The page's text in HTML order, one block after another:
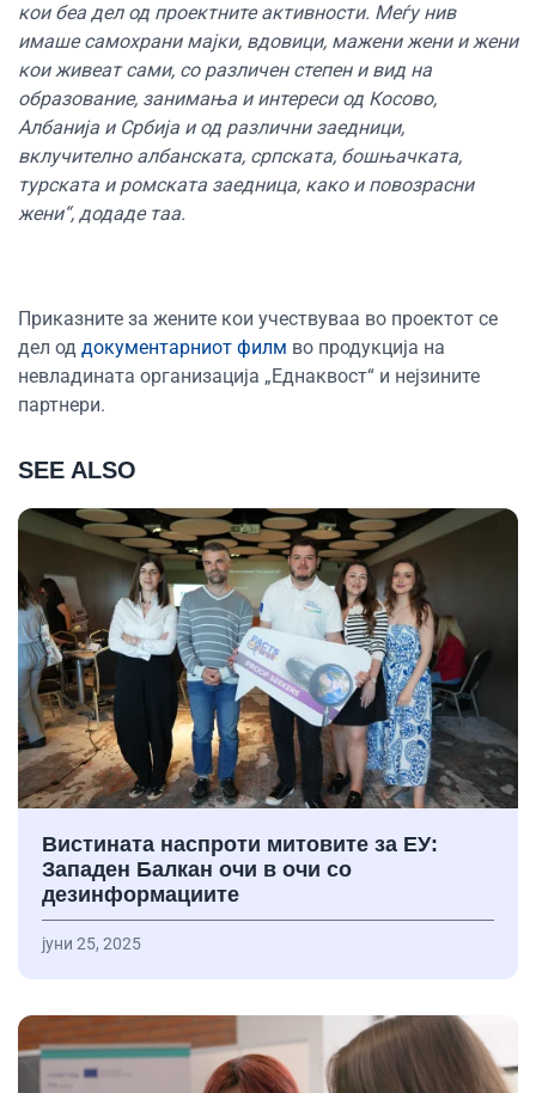
кои беа дел од проектните активности. Меѓу нив
имаше самохрани мајки, вдовици, мажени жени и жени
кои живеат сами, со различен степен и вид на
образование, занимања и интереси од Косово,
Албанија и Србија и од различни заедници,
вклучително албанската, српската, бошњачката,
турската и ромската заедница, како и повозрасни
жени“, додаде таа.
Приказните за жените кои учествуваа во проектот се
дел од документарниот филм во продукција на
невладината организација „Еднаквост“ и нејзините
партнери.
SEE ALSO
Вистината наспроти митовите за ЕУ:
Западен Балкан очи в очи со
дезинформациите
јуни 25, 2025